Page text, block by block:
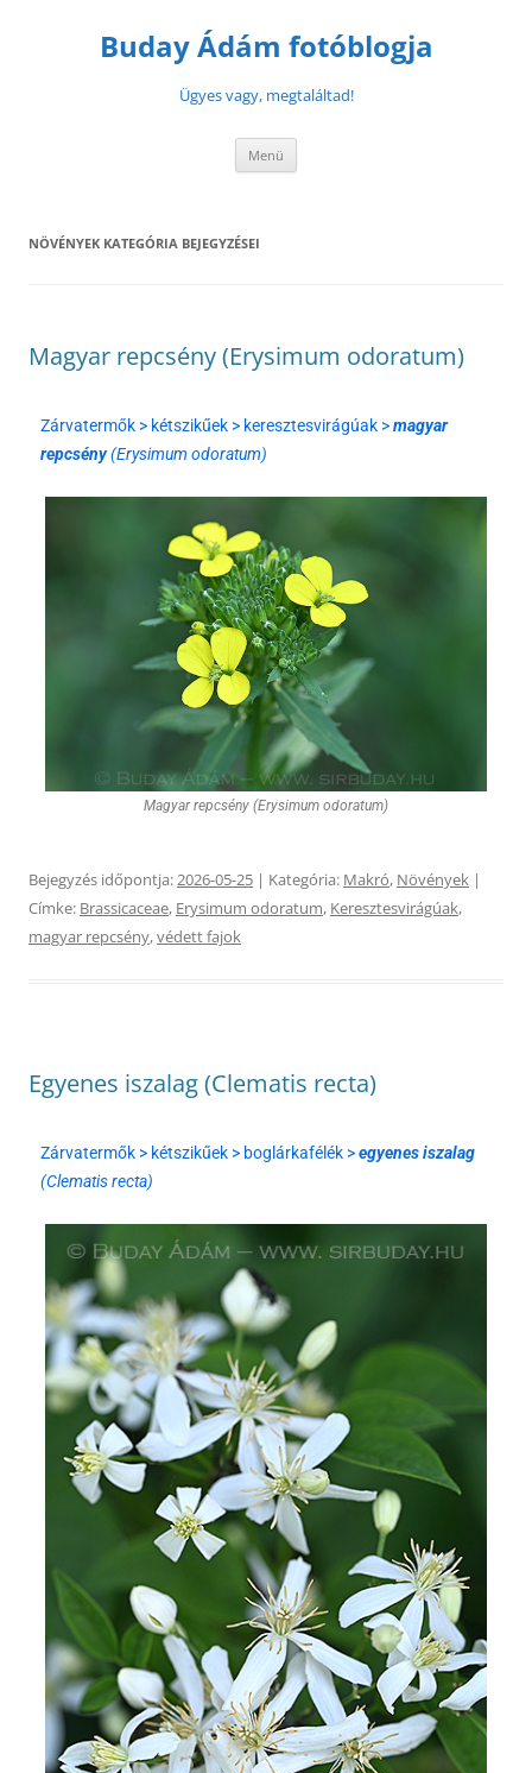
Buday Ádám fotóblogja
Ügyes vagy, megtaláltad!
Menü
NÖVÉNYEK KATEGÓRIA BEJEGYZÉSEI
Magyar repcsény (Erysimum odoratum)
Zárvatermők > kétszikűek > keresztesvirágúak >magyar
repcsény(Erysimum odoratum)
Magyar repcsény (Erysimum odoratum)
Bejegyzés időpontja:2026-05-25 | Kategória: Makró, Növények |
Címke: Brassicaceae, Erysimum odoratum, Keresztesvirágúak,
magyar repcsény,védett fajok
Egyenes iszalag (Clematis recta)
Zárvatermők > kétszikűek > boglárkafélék >egyenes iszalag
(Clematis recta)